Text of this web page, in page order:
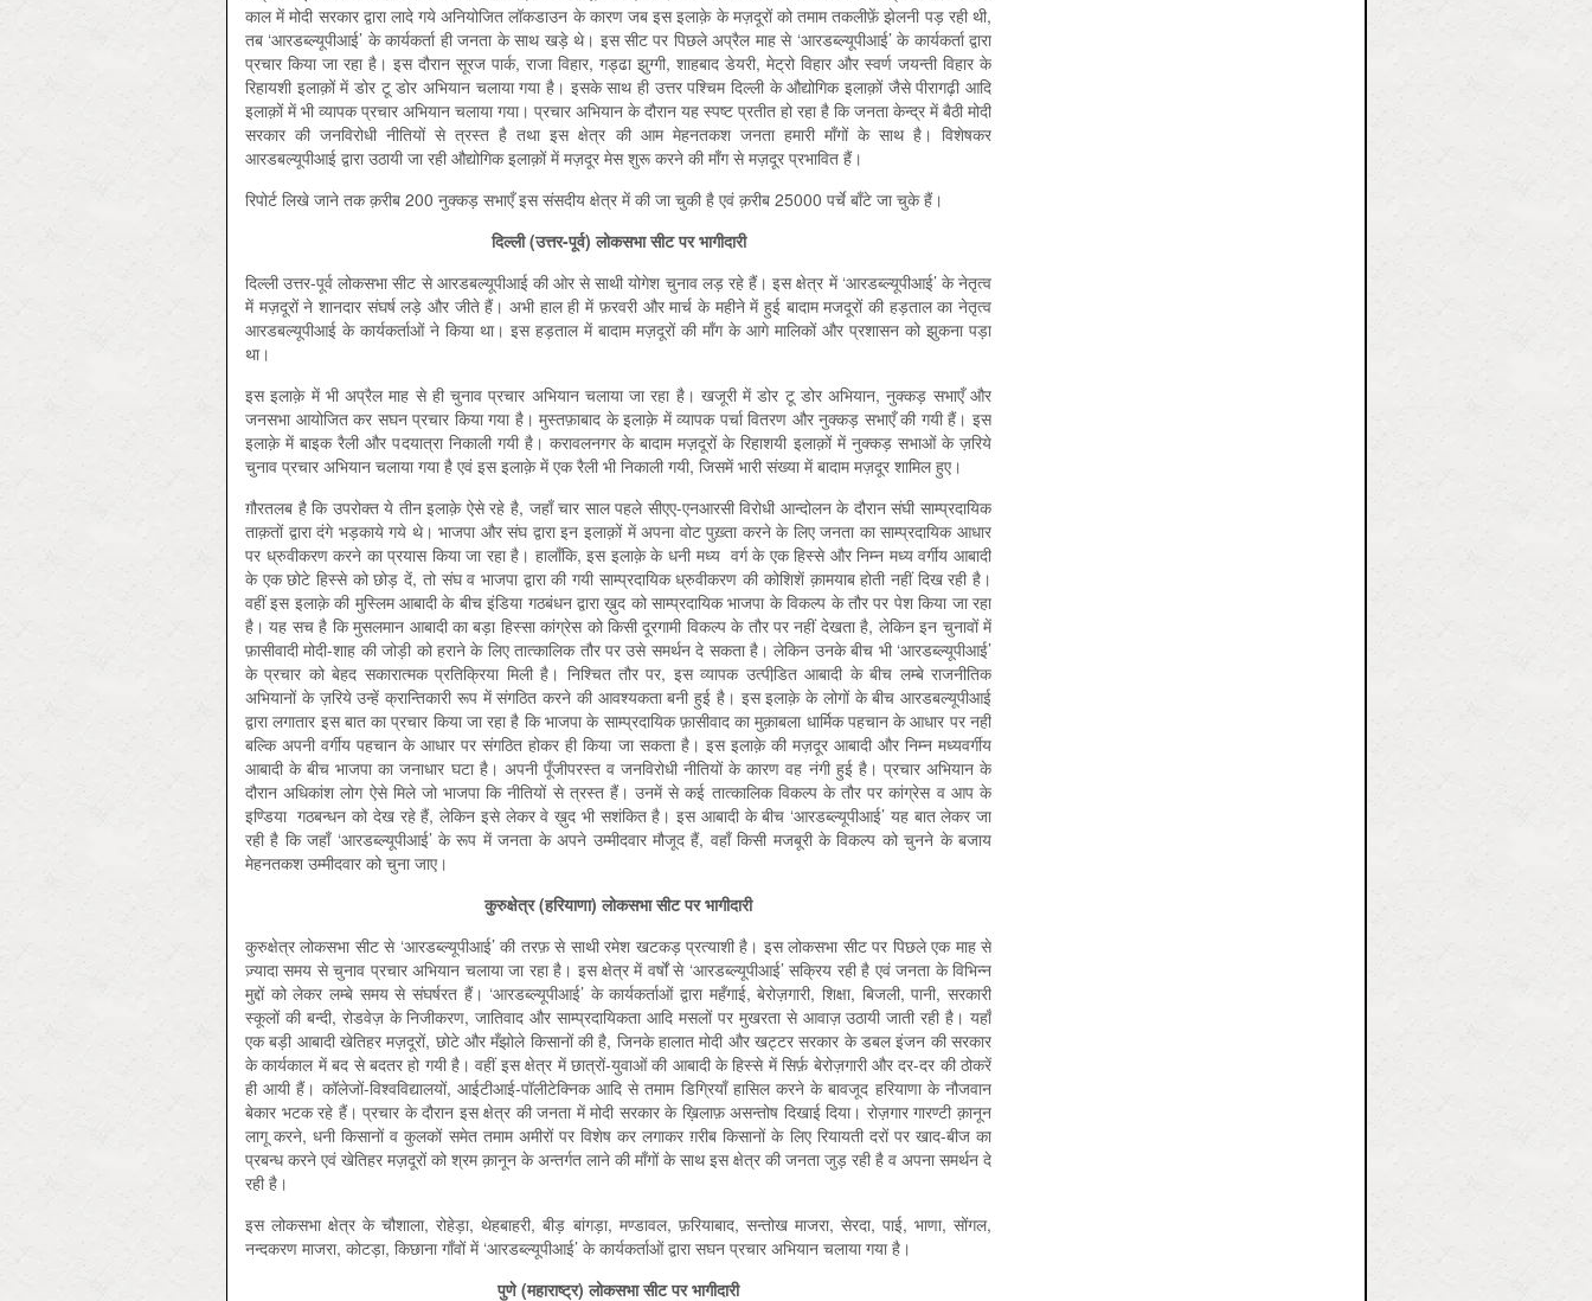
काल में मोदी सरकार द्वारा लादे गये अनियोजित लॉकडाउन के कारण जब इस इलाक़े के मज़दूरों को तमाम तकलीफ़ें झेलनी पड़ रही थी,
तब ‘आरडब्ल्यूपीआई’ के कार्यकर्ता ही जनता के साथ खड़े थे। इस सीट पर पिछले अप्रैल माह से ‘आरडब्ल्यूपीआई’ के कार्यकर्ता द्वारा
प्रचार किया जा रहा है। इस दौरान सूरज पार्क, राजा विहार, गड्ढा झुग्गी, शाहबाद डेयरी, मेट्रो विहार और स्वर्ण जयन्ती विहार के
रिहायशी इलाक़ों में डोर टू डोर अभियान चलाया गया है। इसके साथ ही उत्तर पश्चिम दिल्ली के औद्योगिक इलाक़ों जैसे पीरागढ़ी आदि
इलाक़ों में भी व्यापक प्रचार अभियान चलाया गया। प्रचार अभियान के दौरान यह स्पष्ट प्रतीत हो रहा है कि जनता केन्द्र में बैठी मोदी
सरकार की जनविरोधी नीतियों से त्रस्त है तथा इस क्षेत्र की आम मेहनतकश जनता हमारी माँगों के साथ है। विशेषकर
आरडबल्यूपीआई द्वारा उठायी जा रही औद्योगिक इलाक़ों में मज़दूर मेस शुरू करने की माँग से मज़दूर प्रभावित हैं।
रिपोर्ट लिखे जाने तक क़रीब 200 नुक्कड़ सभाएँ इस संसदीय क्षेत्र में की जा चुकी है एवं क़रीब 25000 पर्चे बाँटे जा चुके हैं।
दिल्ली (उत्तर-पूर्व) लोकसभा सीट पर भागीदारी
दिल्ली उत्तर-पूर्व लोकसभा सीट से आरडबल्यूपीआई की ओर से साथी योगेश चुनाव लड़ रहे हैं। इस क्षेत्र में ‘आरडब्ल्यूपीआई’ के नेतृत्व
में मज़दूरों ने शानदार संघर्ष लड़े और जीते हैं। अभी हाल ही में फ़रवरी और मार्च के महीने में हुई बादाम मजदूरों की हड़ताल का नेतृत्व
आरडबल्यूपीआई के कार्यकर्ताओं ने किया था। इस हड़ताल में बादाम मज़दूरों की माँग के आगे मालिकों और प्रशासन को झुकना पड़ा
था।
इस इलाक़े में भी अप्रैल माह से ही चुनाव प्रचार अभियान चलाया जा रहा है। खजूरी में डोर टू डोर अभियान, नुक्कड़ सभाएँ और
जनसभा आयोजित कर सघन प्रचार किया गया है। मुस्तफ़ाबाद के इलाक़े में व्यापक पर्चा वितरण और नुक्कड़ सभाएँ की गयी हैं। इस
इलाक़े में बाइक रैली और पदयात्रा निकाली गयी है। करावलनगर के बादाम मज़दूरों के रिहाशयी इलाक़ों में नुक्कड़ सभाओं के ज़रिये
चुनाव प्रचार अभियान चलाया गया है एवं इस इलाक़े में एक रैली भी निकाली गयी, जिसमें भारी संख्या में बादाम मज़दूर शामिल हुए।
ग़ौरतलब है कि उपरोक्त ये तीन इलाक़े ऐसे रहे है, जहाँ चार साल पहले सीएए-एनआरसी विरोधी आन्दोलन के दौरान संघी साम्प्रदायिक
ताक़तों द्वारा दंगे भड़काये गये थे। भाजपा और संघ द्वारा इन इलाक़ों में अपना वोट पुख़्ता करने के लिए जनता का साम्प्रदायिक आधार
पर ध्रुवीकरण करने का प्रयास किया जा रहा है। हालाँकि, इस इलाक़े के धनी मध्य वर्ग के एक हिस्से और निम्न मध्य वर्गीय आबादी
के एक छोटे हिस्से को छोड़ दें, तो संघ व भाजपा द्वारा की गयी साम्प्रदायिक ध्रुवीकरण की कोशिशें क़ामयाब होती नहीं दिख रही है।
वहीं इस इलाक़े की मुस्लिम आबादी के बीच इंडिया गठबंधन द्वारा ख़ुद को साम्प्रदायिक भाजपा के विकल्प के तौर पर पेश किया जा रहा
है। यह सच है कि मुसलमान आबादी का बड़ा हिस्सा कांग्रेस को किसी दूरगामी विकल्प के तौर पर नहीं देखता है, लेकिन इन चुनावों में
फ़ासीवादी मोदी-शाह की जोड़ी को हराने के लिए तात्कालिक तौर पर उसे समर्थन दे सकता है। लेकिन उनके बीच भी ‘आरडब्ल्यूपीआई’
के प्रचार को बेहद सकारात्मक प्रतिक्रिया मिली है। निश्चित तौर पर, इस व्यापक उत्पीडि़त आबादी के बीच लम्बे राजनीतिक
अभियानों के ज़रिये उन्हें क्रान्तिकारी रूप में संगठित करने की आवश्यकता बनी हुई है। इस इलाक़े के लोगों के बीच आरडबल्यूपीआई
द्वारा लगातार इस बात का प्रचार किया जा रहा है कि भाजपा के साम्प्रदायिक फ़ासीवाद का मुक़ाबला धार्मिक पहचान के आधार पर नहीं
बल्कि अपनी वर्गीय पहचान के आधार पर संगठित होकर ही किया जा सकता है। इस इलाक़े की मज़दूर आबादी और निम्न मध्यवर्गीय
आबादी के बीच भाजपा का जनाधार घटा है। अपनी पूँजीपरस्त व जनविरोधी नीतियों के कारण वह नंगी हुई है। प्रचार अभियान के
दौरान अधिकांश लोग ऐसे मिले जो भाजपा कि नीतियों से त्रस्त हैं। उनमें से कई तात्कालिक विकल्प के तौर पर कांग्रेस व आप के
इण्डिया गठबन्धन को देख रहे हैं, लेकिन इसे लेकर वे ख़ुद भी सशंकित है। इस आबादी के बीच ‘आरडब्ल्यूपीआई’ यह बात लेकर जा
रही है कि जहाँ ‘आरडब्ल्यूपीआई’ के रूप में जनता के अपने उम्मीदवार मौजूद हैं, वहाँ किसी मजबूरी के विकल्प को चुनने के बजाय
मेहनतकश उम्मीदवार को चुना जाए।
कुरुक्षेत्र (हरियाणा) लोकसभा सीट पर भागीदारी
कुरुक्षेत्र लोकसभा सीट से ‘आरडब्ल्यूपीआई’ की तरफ़ से साथी रमेश खटकड़ प्रत्याशी है। इस लोकसभा सीट पर पिछले एक माह से
ज़्यादा समय से चुनाव प्रचार अभियान चलाया जा रहा है। इस क्षेत्र में वर्षों से ‘आरडब्ल्यूपीआई’ सक्रिय रही है एवं जनता के विभिन्न
मुद्दों को लेकर लम्बे समय से संघर्षरत हैं। ‘आरडब्ल्यूपीआई’ के कार्यकर्ताओं द्वारा महँगाई, बेरोज़गारी, शिक्षा, बिजली, पानी, सरकारी
स्कूलों की बन्दी, रोडवेज़ के निजीकरण, जातिवाद और साम्प्रदायिकता आदि मसलों पर मुखरता से आवाज़ उठायी जाती रही है। यहाँ
एक बड़ी आबादी खेतिहर मज़दूरों, छोटे और मँझोले किसानों की है, जिनके हालात मोदी और खट्टर सरकार के डबल इंजन की सरकार
के कार्यकाल में बद से बदतर हो गयी है। वहीं इस क्षेत्र में छात्रों-युवाओं की आबादी के हिस्से में सिर्फ़ बेरोज़गारी और दर-दर की ठोकरें
ही आयी हैं। कॉलेजों-विश्वविद्यालयों, आईटीआई-पॉलीटेक्निक आदि से तमाम डिग्रियाँ हासिल करने के बावजूद हरियाणा के नौजवान
बेकार भटक रहे हैं। प्रचार के दौरान इस क्षेत्र की जनता में मोदी सरकार के ख़िलाफ़ असन्तोष दिखाई दिया। रोज़गार गारण्टी क़ानून
लागू करने, धनी किसानों व कुलकों समेत तमाम अमीरों पर विशेष कर लगाकर ग़रीब किसानों के लिए रियायती दरों पर खाद-बीज का
प्रबन्ध करने एवं खेतिहर मज़दूरों को श्रम क़ानून के अन्तर्गत लाने की माँगों के साथ इस क्षेत्र की जनता जुड़ रही है व अपना समर्थन दे
रही है।
इस लोकसभा क्षेत्र के चौशाला, रोहेड़ा, थेहबाहरी, बीड़ बांगड़ा, मण्डावल, फ़रियाबाद, सन्तोख माजरा, सेरदा, पाई, भाणा, सोंगल,
नन्दकरण माजरा, कोटड़ा, किछाना गाँवों में ‘आरडब्ल्यूपीआई’ के कार्यकर्ताओं द्वारा सघन प्रचार अभियान चलाया गया है।
पुणे (महाराष्ट्र) लोकसभा सीट पर भागीदारी